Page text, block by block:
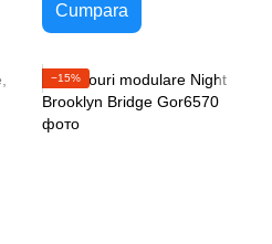
Cumpara
−15%